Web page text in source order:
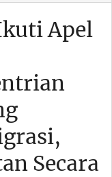
Apel
Secara